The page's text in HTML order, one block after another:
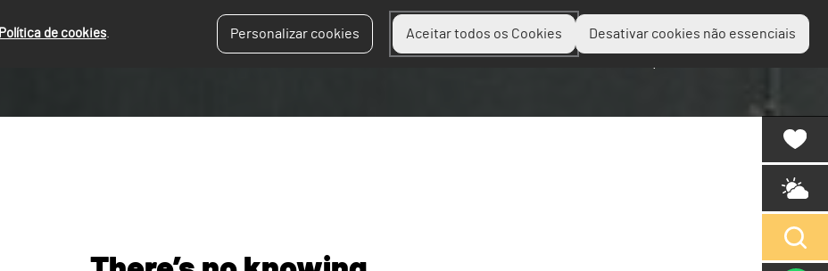
Política de cookies. Personalizar cookies Aceitar todos os Cookies Desativar cookies não essenciais
Planear Descobrir